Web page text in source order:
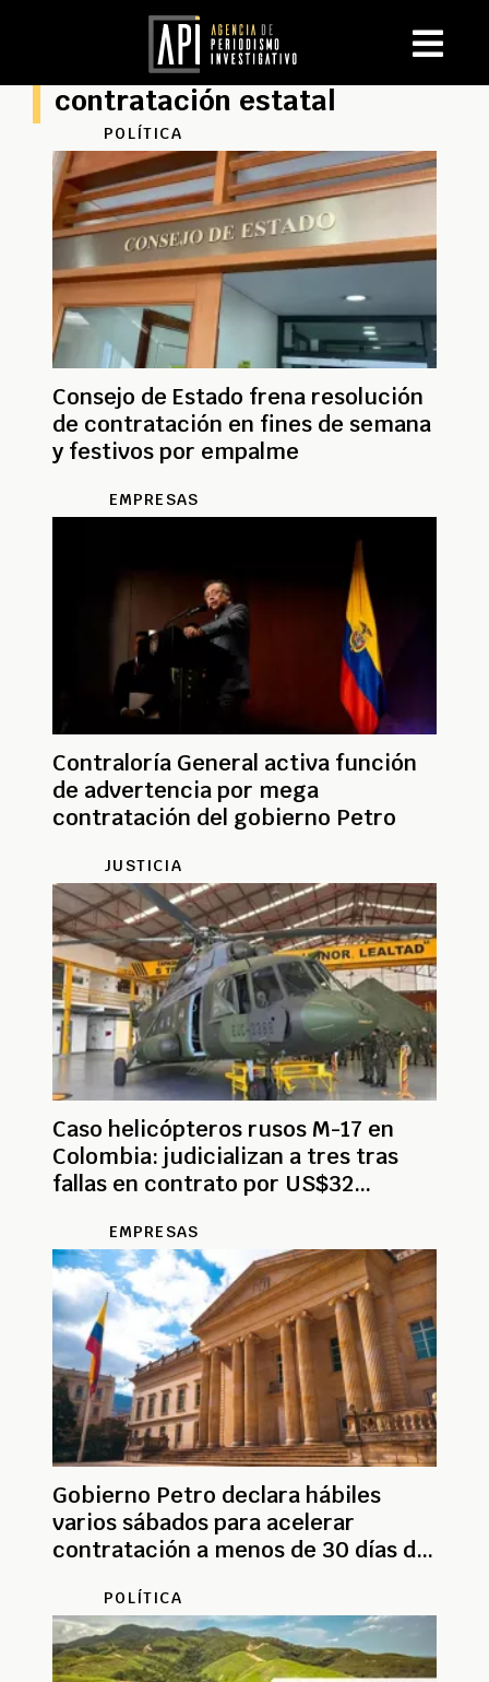
contratación estatal
POLÍTICA
Consejo de Estado frena resolución
de contratación en fines de semana
y festivos por empalme
EMPRESAS
Contraloría General activa función
de advertencia por mega
contratación del gobierno Petro
JUSTICIA
Caso helicópteros rusos M-17 en
Colombia: judicializan a tres tras
fallas en contrato por US$32
EMPRESAS
Gobierno Petro declara hábiles
varios sábados para acelerar
contratación a menos de 30 días de
POLÍTICA